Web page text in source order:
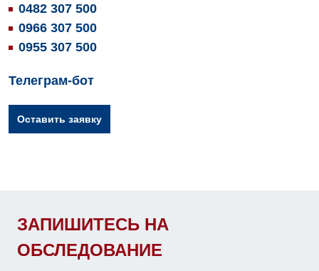
Оториноларингология
Офтальмологическое отделение
Педиатрическое отделение
Проктология
Пульмонология
Терапия
Травматологическое отделение
0482 307 500
0966 307 500
0955 307 500
Телеграм-бот
Оставить заявку
ЗАПИШИТЕСЬ НА
ОБСЛЕДОВАНИЕ